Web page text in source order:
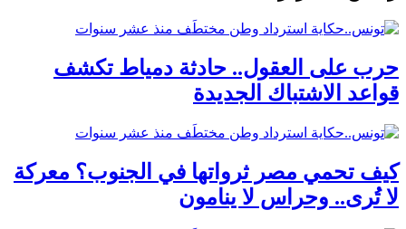
حرب على العقول.. حادثة دمياط تكشف
قواعد الاشتباك الجديدة
كيف تحمي مصر ثرواتها في الجنوب؟ معركة
لا تُرى.. وحراس لا ينامون